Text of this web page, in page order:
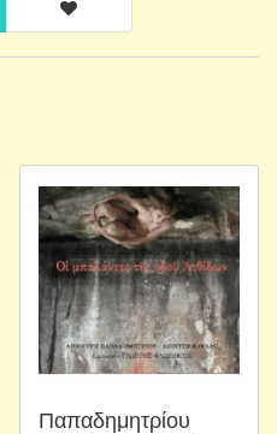
Παπαδημητρίου